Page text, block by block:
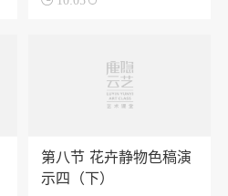
第八节 花卉静物色稿演
示四（下）